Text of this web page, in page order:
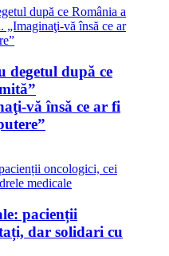
degetul după ce
vă însă ce ar fi
pacienții
dar solidari cu